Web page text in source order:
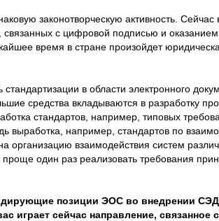
законотворческую активность. Сейчас
с цифровой подписью и оказанием
время в стране произойдет
в области электронного
средства вкладываются в разработку
стандартов, например, типовых
выработка, например, стандартов по
организацию взаимодействия систем
один раз реализовать требования
позиции ЭОС во внедрении
играет сейчас направление, связанное